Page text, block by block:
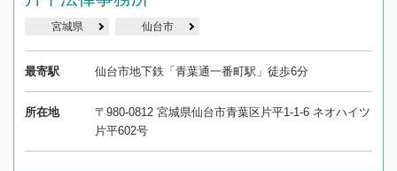
宮城県 仙台市
最寄駅 仙台市地下鉄「青葉通一番町駅」徒歩6分
所在地
〒980-0812 宮城県仙台市青葉区片平1-1-6 ネオハイツ
片平602号